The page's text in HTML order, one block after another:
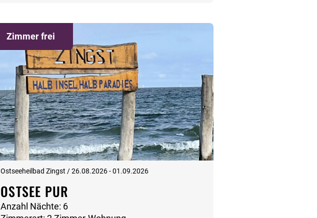
Zimmer frei
Ostseeheilbad Zingst / 26.08.2026 - 01.09.2026
OSTSEE PUR
Anzahl Nächte: 6